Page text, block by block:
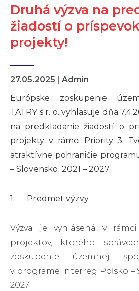
Druhá výzva na
žiadostí o
projekty!
27.05.2025
Admin
Európske zoskupenie
TATRY s r. o. vyhlasuje dňa
na predkladanie žiadostí o
projekty v rámci Priority 3.
atraktívne pohraničie
– Slovensko 2021 – 2027.
1. Predmet výzvy
Výzva je vyhlásená v
projektov, ktorého
zoskupenie územnej
v programe Interreg Poľsko –
2027: